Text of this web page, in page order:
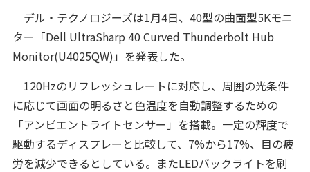
デル・テクノロジーズは1月4日、40型の曲面型5Kモニ
ター「Dell UltraSharp 40 Curved Thunderbolt Hub
Monitor(U4025QW)」を発表した。
120Hzのリフレッシュレートに対応し、周囲の光条件
に応じて画面の明るさと色温度を自動調整するための
「アンビエントライトセンサー」を搭載。一定の輝度で
駆動するディスプレーと比較して、7%から17%、目の疲
労を減少できるとしている。またLEDバックライトを刷